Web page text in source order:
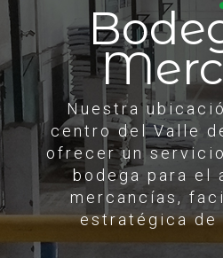
Nuestra
centro del Valle
ofrecer un
bodega para el
mercancías,
estratégica